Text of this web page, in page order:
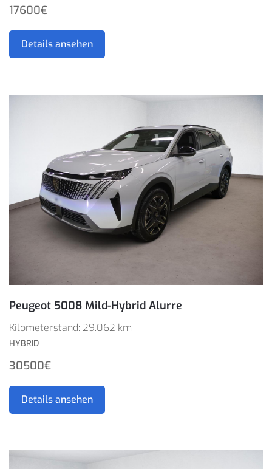
17600€
Details ansehen
Peugeot 5008 Mild-Hybrid Alurre
Kilometerstand: 29.062 km
HYBRID
30500€
Details ansehen